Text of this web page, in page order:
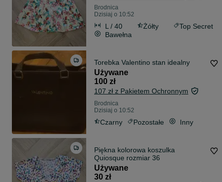
Brodnica
Dzisiaj o 10:52
L / 40 Żółty
Top Secret
Bawełna
Torebka Valentino stan idealny
Używane
100 zł
107 zł z Pakietem Ochronnym
Brodnica
Dzisiaj o 10:52
Czarny Pozostałe Inny
Piękna kolorowa koszulka
Quiosque rozmiar 36
Używane
30 zł